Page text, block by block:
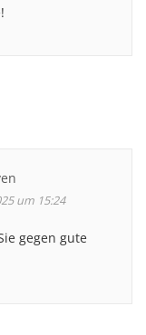
um 15:24
gegen gute